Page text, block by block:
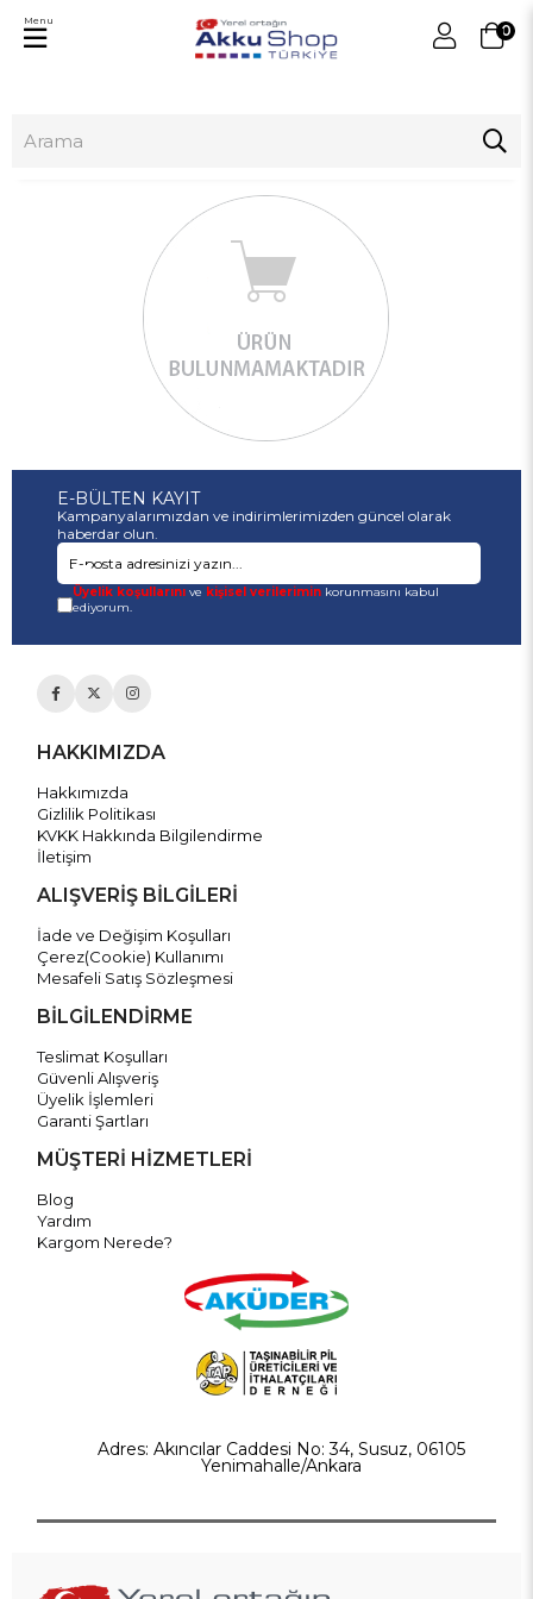
0
Menu
E-BÜLTEN KAYIT
Kampanyalarımızdan ve indirimlerimizden güncel olarak
haberdar olun.
Üyelik koşullarınıve kişisel verileriminkorunmasını kabul
ediyorum.
HAKKIMIZDA
Hakkımızda
Gizlilik Politikası
KVKK Hakkında Bilgilendirme
İletişim
ALIŞVERİŞ BİLGİLERİ
İade ve Değişim Koşulları
Çerez(Cookie) Kullanımı
Mesafeli Satış Sözleşmesi
BİLGİLENDİRME
Teslimat Koşulları
Güvenli Alışveriş
Üyelik İşlemleri
Garanti Şartları
MÜŞTERİ HİZMETLERİ
Blog
Yardım
Kargom Nerede?
Adres: Akıncılar Caddesi No: 34, Susuz, 06105
Yenimahalle/Ankara